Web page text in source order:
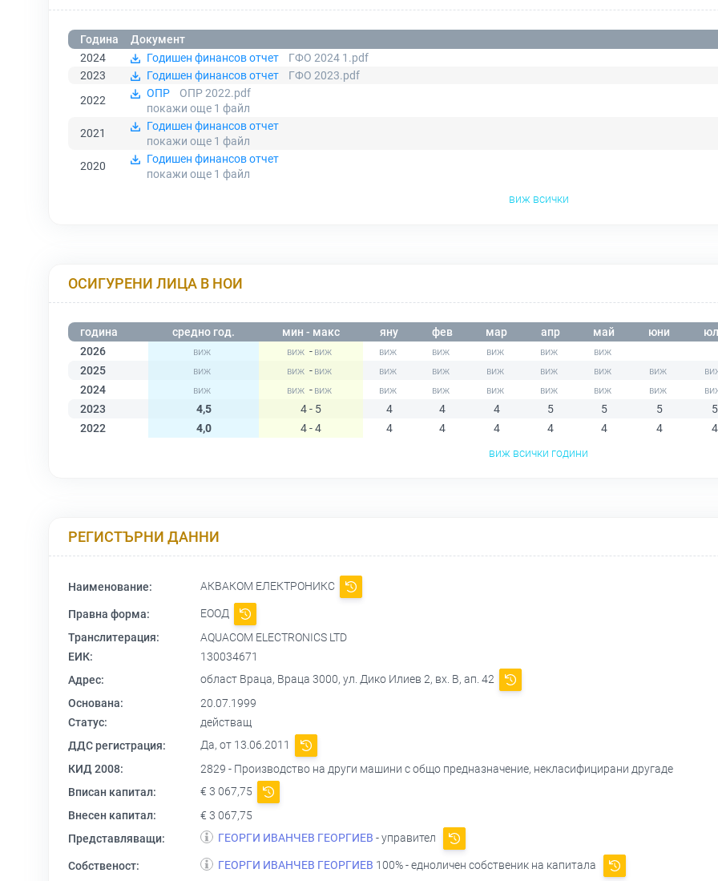
Година
Документ
2024
Годишен финансов отчет
ГФО 2024 1.pdf
2023
Годишен финансов отчет
ГФО 2023.pdf
2022
ОПР
ОПР 2022.pdf
покажи още 1 файл
2021
Годишен финансов отчет
покажи още 1 файл
2020
Годишен финансов отчет
покажи още 1 файл
виж всички
ОСИГУРЕНИ ЛИЦА В НОИ
година средно год. мин - макс яну фев мар апр май юни
2026
-
2025
-
2024
-
2023
4,5 4 - 5 4 4 4 5 5 5
5
2022
4,0 4 - 4 4 4 4 4 4 4
4
виж всички години
РЕГИСТЪРНИ ДАННИ
Наименование: АКВАКОМ ЕЛЕКТРОНИКС
Правна форма:
ЕООД
Транслитерация:
AQUACOM ELECTRONICS LTD
ЕИК:
130034671
Адрес:
област Враца, Враца 3000, ул. Дико Илиев 2, вх. В, ап. 42
Основана:
20.07.1999
Статус:
действащ
ДДС регистрация:
Да, от 13.06.2011
КИД 2008:
2829 - Производство на други машини с общо предназначение, некласифицирани другаде
Вписан капитал:
€ 3 067,75
Внесен капитал:
€ 3 067,75
Представляващи:
ГЕОРГИ ИВАНЧЕВ ГЕОРГИЕВ - управител
Собственост: ГЕОРГИ ИВАНЧЕВ ГЕОРГИЕВ 100% - едноличен собственик на капитала